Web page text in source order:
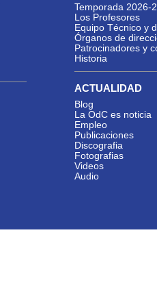
Temporada 2026-
Los Profesores
Equipo Técnico y
Órganos de
Patrocinadores y
Historia
ACTUALIDAD
Blog
La OdC es noticia
Empleo
Publicaciones
Discografia
Fotografias
Videos
Audio